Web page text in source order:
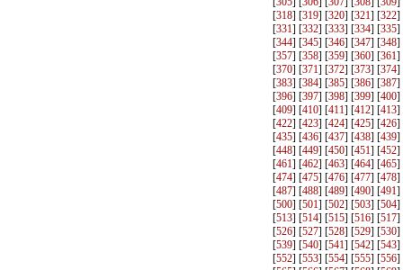
[318] [319] [320] [321] [322]
[331] [332] [333] [334] [335]
[344] [345] [346] [347] [348]
[357] [358] [359] [360] [361]
[370] [371] [372] [373] [374]
[383] [384] [385] [386] [387]
[396] [397] [398] [399] [400]
[409] [410] [411] [412] [413]
[422] [423] [424] [425] [426]
[435] [436] [437] [438] [439]
[448] [449] [450] [451] [452]
[461] [462] [463] [464] [465]
[474] [475] [476] [477] [478]
[487] [488] [489] [490] [491]
[500] [501] [502] [503] [504]
[513] [514] [515] [516] [517]
[526] [527] [528] [529] [530]
[539] [540] [541] [542] [543]
[552] [553] [554] [555] [556]